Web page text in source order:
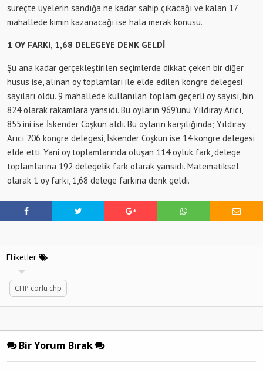
süreçte üyelerin sandığa ne kadar sahip çıkacağı ve kalan 17
mahallede kimin kazanacağı ise hala merak konusu.
1 OY FARKI, 1,68 DELEGEYE DENK GELDİ
Şu ana kadar gerçekleştirilen seçimlerde dikkat çeken bir diğer
husus ise, alınan oy toplamları ile elde edilen kongre delegesi
sayıları oldu. 9 mahallede kullanılan toplam geçerli oy sayısı, bin
824 olarak rakamlara yansıdı. Bu oyların 969’unu Yıldıray Arıcı,
855’ini ise İskender Coşkun aldı. Bu oyların karşılığında; Yıldıray
Arıcı 206 kongre delegesi, İskender Coşkun ise 14 kongre delegesi
elde etti. Yani oy toplamlarında oluşan 114 oyluk fark, delege
toplamlarına 192 delegelik fark olarak yansıdı. Matematiksel
olarak 1 oy farkı, 1,68 delege farkına denk geldi.
Etiketler
CHP corlu chp
Bir Yorum Bırak